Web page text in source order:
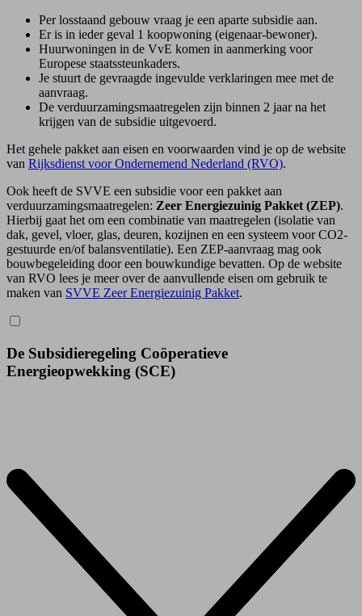
Per losstaand gebouw vraag je een aparte subsidie aan.
Er is in ieder geval 1 koopwoning (eigenaar-bewoner).
Huurwoningen in de VvE komen in aanmerking voor
Europese staatssteun­kaders.
Je stuurt de gevraagde ingevulde verklaringen mee met de
aanvraag.
De verduurzamingsmaatregelen zijn binnen 2 jaar na het
krijgen van de subsidie uitgevoerd.
Het gehele pakket aan eisen en voorwaarden vind je op de website
van Rijksdienst voor Ondernemend Nederland (RVO).
Ook heeft de SVVE een subsidie voor een pakket aan
verduurzamings­maatregelen: Zeer Energiezuinig Pakket (ZEP).
Hierbij gaat het om een combinatie van maatregelen (isolatie van
dak, gevel, vloer, glas, deuren, kozijnen en een systeem voor CO2-
gestuurde en/of balansventilatie). Een ZEP-aanvraag mag ook
bouwbegeleiding door een bouwkundige bevatten. Op de website
van RVO lees je meer over de aanvullende eisen om gebruik te
maken van SVVE Zeer Energiezuinig Pakket.
De Subsidieregeling Coöperatieve
Energieopwekking (SCE)